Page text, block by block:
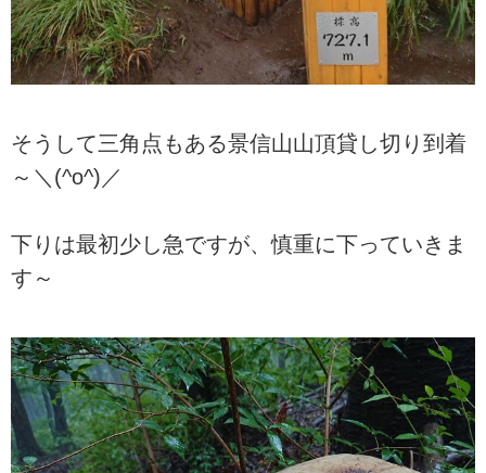
そうして三角点もある景信山山頂貸し切り到着
～＼(^o^)／
下りは最初少し急ですが、慎重に下っていきま
す～